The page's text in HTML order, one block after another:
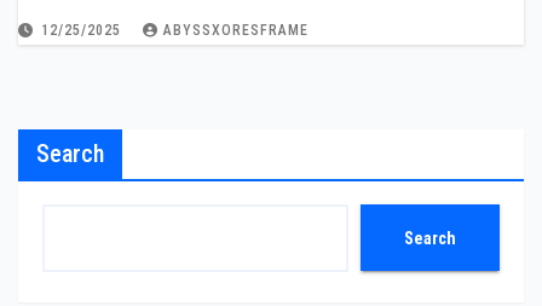
12/25/2025 ABYSSXORESFRAME
Search
Search